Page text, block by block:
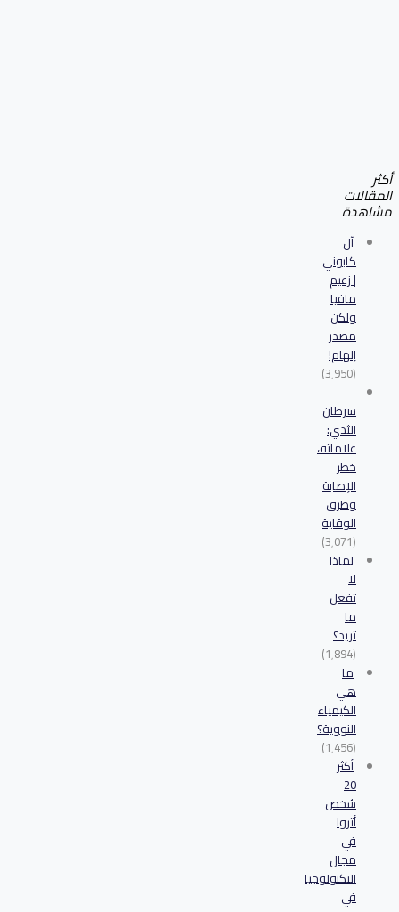
أكثر
المقالات
مشاهدة
آل
كابوني
| زعيم
مافيا
ولكن
مصدر
إلهام!
(3٬950)
سرطان
الثدي:
علاماته،
خطر
الإصابة
وطرق
الوقاية
(3٬071)
لماذا
لا
تفعل
ما
تريد؟
(1٬894)
ما
هي
الكيمياء
النووية؟
(1٬456)
أكثر
20
شخص
أثروا
في
مجال
التكنولوجيا
في